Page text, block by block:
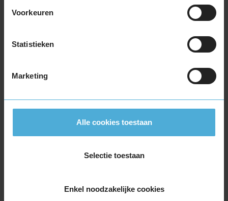
Voorkeuren
Statistieken
Marketing
Alle cookies toestaan
Selectie toestaan
Enkel noodzakelijke cookies
255/40R19 100Y EXTRALOAD RUNFLAT
255/50R19 107W EXTRALOAD
265/35R19 98Y EXTRALOAD
275/35R19 100Y EXTRALOAD
275/40R19 105Y EXTRALOAD
285/40R19 107Y EXTRALOAD